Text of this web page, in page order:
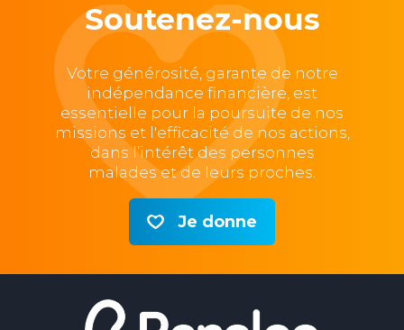
Soutenez-nous
Votre générosité, garante de notre
indépendance financière, est
essentielle pour la poursuite de nos
missions et l'efficacité de nos actions,
dans l’intérêt des personnes
malades et de leurs proches.
Je donne